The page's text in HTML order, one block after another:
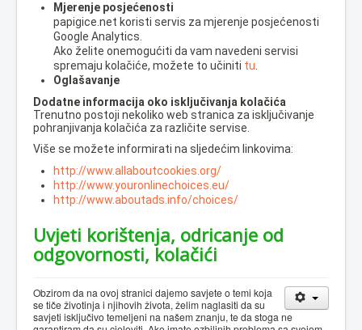
Mjerenje posjećenosti
papigice.net koristi servis za mjerenje posjećenosti
Google Analytics.
Ako želite onemogućiti da vam navedeni servisi
spremaju kolačiće, možete to učiniti tu
Oglašavanje
Dodatne informacija oko isključivanja kolačića
Trenutno postoji nekoliko web stranica za isključivanje
pohranjivanja kolačića za različite servise.
Više se možete informirati na sljedećim linkovima:
http://www.allaboutcookies.org/
http://www.youronlinechoices.eu/
http://www.aboutads.info/choices/
Uvjeti korištenja, odricanje od
odgovornosti, kolačići
Obzirom da na ovoj stranici dajemo savjete o temi koja
se tiče životinja i njihovih života, želim naglasiti da su
savjeti isključivo temeljeni na našem znanju, te da stoga ne